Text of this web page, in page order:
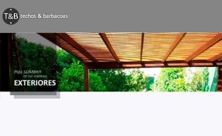
Decks y
Obras Varias
Contacto